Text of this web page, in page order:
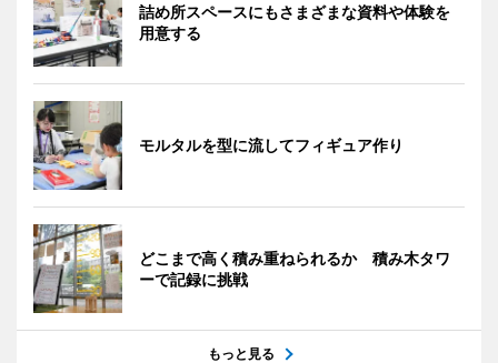
詰め所スペースにもさまざまな資料や体験を
用意する
モルタルを型に流してフィギュア作り
どこまで高く積み重ねられるか 積み木タワ
ーで記録に挑戦
もっと見る